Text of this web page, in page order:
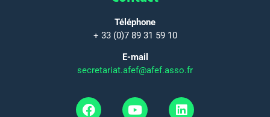
Téléphone
+ 33 (0)7 89 31 59 10
E-mail
secretariat.afef@afef.asso.fr